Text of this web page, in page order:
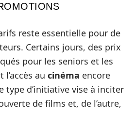
reste essentielle pour de
Certains jours, des prix
pour les seniors et les
au cinéma encore
type d’initiative vise à inciter
de films et, de l’autre,